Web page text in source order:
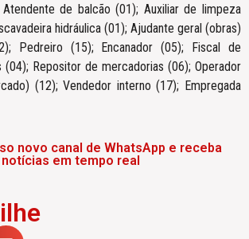
de balcão (01); Auxiliar de limpeza
hidráulica (01); Ajudante geral (obras)
Pedreiro (15); Encanador (05); Fiscal de
(04); Repositor de mercadorias (06); Operador
(12); Vendedor interno (17); Empregada
novo canal de WhatsApp e receba
notícias em tempo real